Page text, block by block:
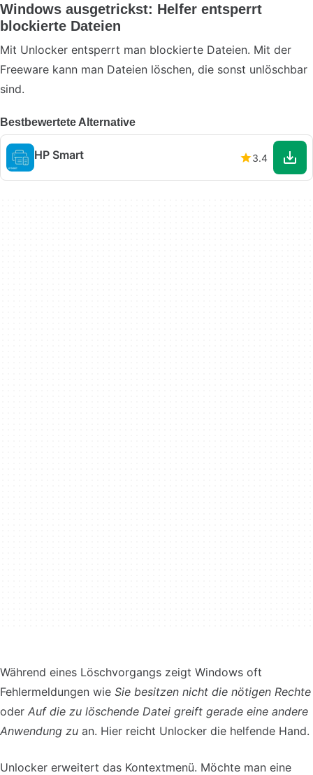
Windows ausgetrickst: Helfer entsperrt
blockierte Dateien
Mit Unlocker entsperrt man blockierte Dateien. Mit der
Freeware kann man Dateien löschen, die sonst unlöschbar
sind.
Bestbewertete Alternative
HP Smart 3.4
Während eines Löschvorgangs zeigt Windows oft
Fehlermeldungen wie Sie besitzen nicht die nötigen Rechte
oder Auf die zu löschende Datei greift gerade eine andere
Anwendung zu an. Hier reicht Unlocker die helfende Hand.
Unlocker erweitert das Kontextmenü. Möchte man eine